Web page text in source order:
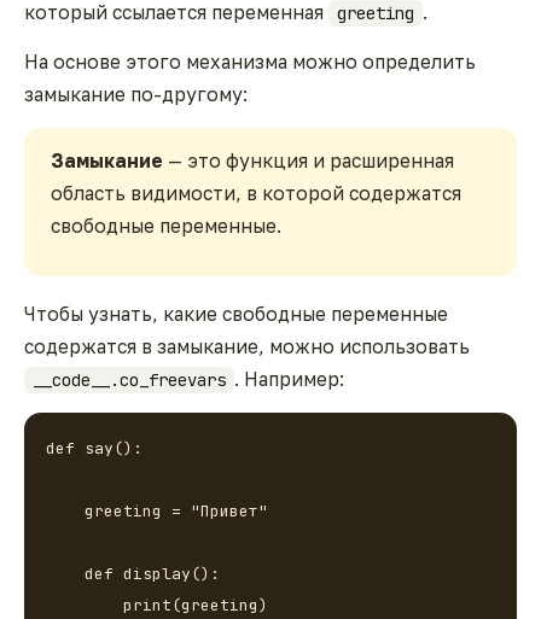
который ссылается переменная
greeting .
На основе этого механизма можно определить
замыкание по-другому:
Замыкание — это функция и расширенная
область видимости, в которой содержатся
свободные переменные.
Чтобы узнать, какие свободные переменные
содержатся в замыкание, можно использовать
__code__.co_freevars . Например:
def say():
    greeting = "Привет"
    def display():
        print(greeting)